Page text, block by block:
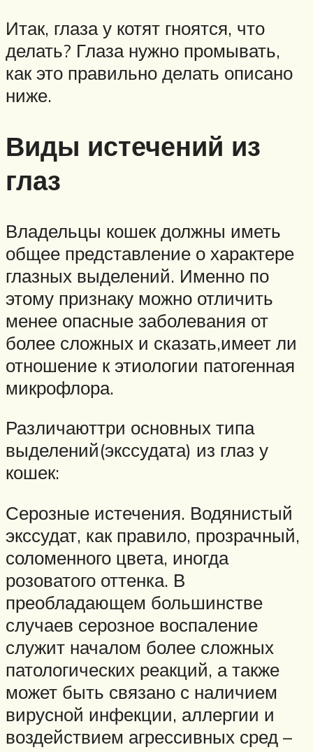
Итак, глаза у котят гноятся, что
делать? Глаза нужно промывать,
как это правильно делать описано
ниже.
Виды истечений из
глаз
Владельцы кошек должны иметь
общее представление о характере
глазных выделений. Именно по
этому признаку можно отличить
менее опасные заболевания от
более сложных и сказать,имеет ли
отношение к этиологии патогенная
микрофлора.
Различаюттри основных типа
выделений(экссудата) из глаз у
кошек:
Серозные истечения. Водянистый
экссудат, как правило, прозрачный,
соломенного цвета, иногда
розоватого оттенка. В
преобладающем большинстве
случаев серозное воспаление
служит началом более сложных
патологических реакций, а также
может быть связано с наличием
вирусной инфекции, аллергии и
воздействием агрессивных сред –